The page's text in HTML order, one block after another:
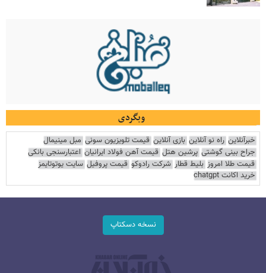
وبگردی
خبرآنلاین راه نو آنلاین بازی آنلاین قیمت تلویزیون سونی مبل مینیمال
جراح بینی گوشتی پرشین هتل قیمت آهن فولاد ایرانیان اعتبارسنجی بانکی
قیمت طلا امروز بلیط قطار شرکت رادوکو قیمت پروفیل سایت یوتوتایمز
خرید اکانت chatgpt
نسخه دسکتاپ